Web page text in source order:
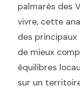
palmarès des
vivre, cette
des
de mieux
équilibres
sur un